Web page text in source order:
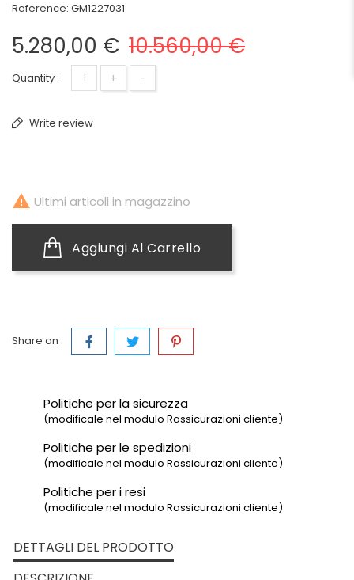
Reference: GM1227031
5.280,00 € 10.560,00 €
Quantity : + -
Write review
 Ultimi articoli in magazzino
Aggiungi Al Carrello
Share on :
Politiche per la sicurezza
(modificale nel modulo Rassicurazioni cliente)
Politiche per le spedizioni
(modificale nel modulo Rassicurazioni cliente)
Politiche per i resi
(modificale nel modulo Rassicurazioni cliente)
DETTAGLI DEL PRODOTTO